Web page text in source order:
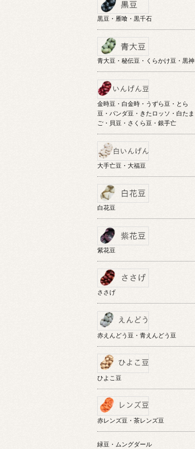
黒豆・雁喰・黒千石
青大豆・秘伝豆・くらかけ豆・黒神
金時豆・白金時・うずら豆・とら
豆・パンダ豆・きたロッソ・白たま
ご・貝豆・さくら豆・銀手亡
大手亡豆・大福豆
白花豆
紫花豆
ささげ
赤えんどう豆・青えんどう豆
ひよこ豆
赤レンズ豆・茶レンズ豆
緑豆・ムングダール